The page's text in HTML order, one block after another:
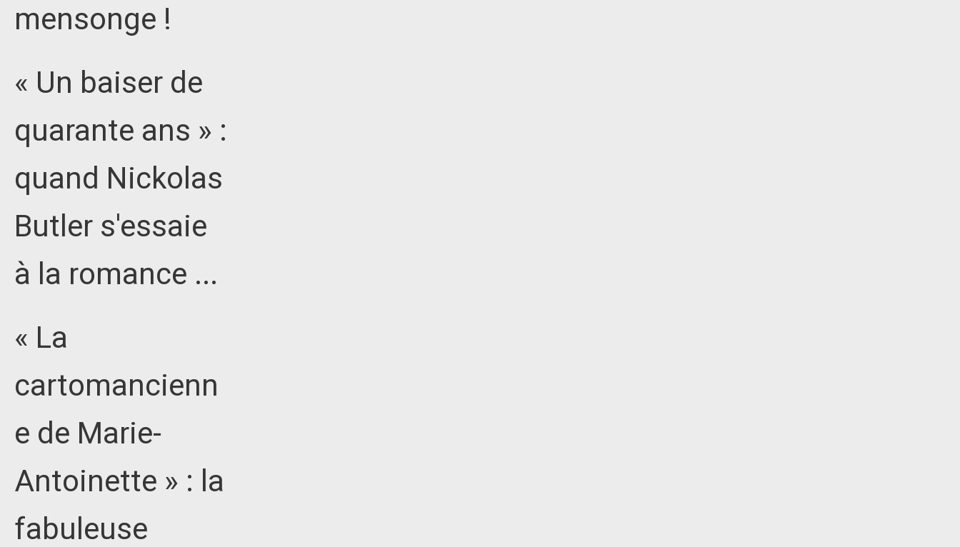
mensonge !
« Un baiser de
quarante ans » :
quand Nickolas
Butler s'essaie
à la romance ...
« La
cartomancienn
e de Marie-
Antoinette » : la
fabuleuse